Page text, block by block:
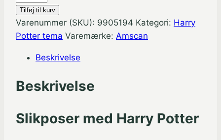
Potter
slikposer
-
stk.
Tilføj til kurv
Varenummer (SKU): 9905194 Kategori: Harry
Potter tema Varemærke: Amscan
Beskrivelse
Beskrivelse
Slikposer med Harry Potter